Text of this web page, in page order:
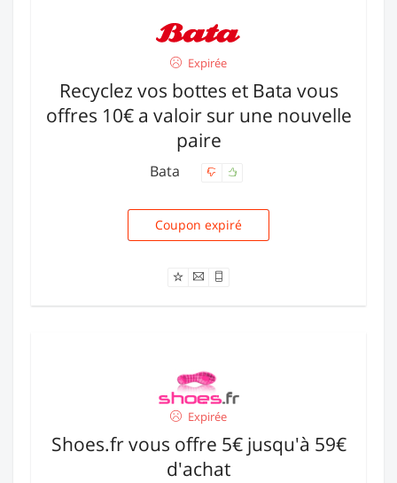
Expirée
Recyclez vos bottes et Bata vous
offres 10€ a valoir sur une nouvelle
paire
Bata
BT10
Coupon expiré
Expirée
Shoes.fr vous offre 5€ jusqu'à 59€
d'achat